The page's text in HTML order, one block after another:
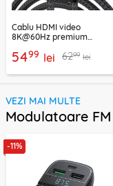
Cablu HDMI video
8K@60Hz premium
2m
5499 lei 6299 lei
VEZI MAI MULTE
Modulatoare FM
-11%